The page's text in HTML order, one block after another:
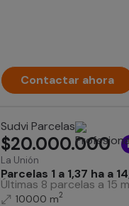
Contactar ahora
Sudvi Parcelas
La Unión
Parcelas 1 a 1,37 ha a
Últimas 8 parcelas a 15
$20.000.000
10000 m2